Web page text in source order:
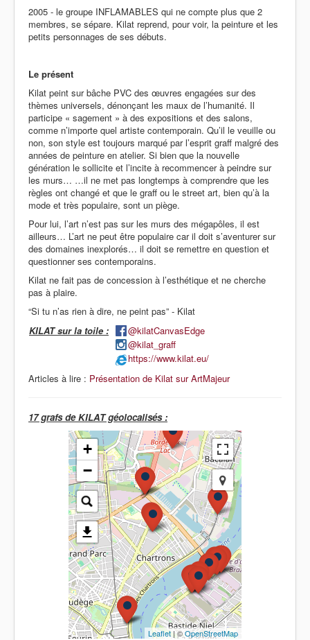
2005 - le groupe INFLAMABLES qui ne compte plus que 2
membres, se sépare. Kilat reprend, pour voir, la peinture et les
petits personnages de ses débuts.
Le présent
Kilat peint sur bâche PVC des œuvres engagées sur des
thèmes universels, dénonçant les maux de l’humanité. Il
participe « sagement » à des expositions et des salons,
comme n’importe quel artiste contemporain. Qu’il le veuille ou
non, son style est toujours marqué par l’esprit graff malgré des
années de peinture en atelier. Si bien que la nouvelle
génération le sollicite et l’incite à recommencer à peindre sur
les murs… …il ne met pas longtemps à comprendre que les
règles ont changé et que le graff ou le street art, bien qu’à la
mode et très populaire, sont un piège.
Pour lui, l’art n’est pas sur les murs des mégapôles, il est
ailleurs… L’art ne peut être populaire car il doit s’aventurer sur
des domaines inexplorés… il doit se remettre en question et
questionner ses contemporains.
Kilat ne fait pas de concession à l’esthétique et ne cherche
pas à plaire.
“Si tu n’as rien à dire, ne peint pas” - Kilat
KILAT sur la toile :
@kilatCanvasEdge
@kilat_graff
https://www.kilat.eu/
Articles à lire : Présentation de Kilat sur ArtMajeur
17 grafs de KILAT géolocalisés :
+
−
Leaflet | ©OpenStreetMap